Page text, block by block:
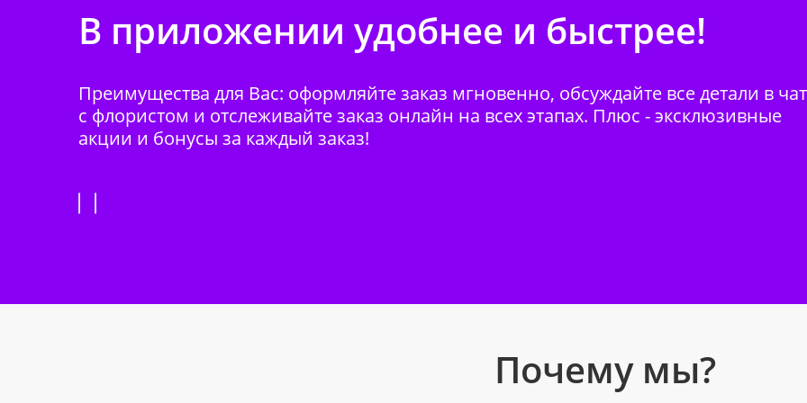
В приложении удобнее и быстрее!
Преимущества для Вас: оформляйте заказ мгновенно, обсуждайте все детали в
с флористом и отслеживайте заказ онлайн на всех этапах. Плюс - эксклюзивные
акции и бонусы за каждый заказ!
Почему мы?